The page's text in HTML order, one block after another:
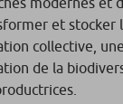
et stocker
collective,
de la